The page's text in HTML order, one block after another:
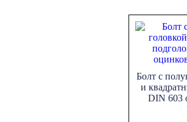
Болт с
и
DIN 603